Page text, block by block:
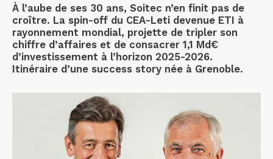
À l’aube de ses 30 ans, Soitec n’en finit pas de
croître. La spin-off du CEA-Leti devenue ETI à
rayonnement mondial, projette de tripler son
chiffre d’affaires et de consacrer 1,1 Md€
d’investissement à l’horizon 2025-2026.
Itinéraire d’une success story née à Grenoble.